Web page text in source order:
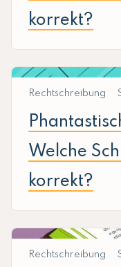
korrekt?
Rechtschreibung
Welche
korrekt?
Rechtschreibung